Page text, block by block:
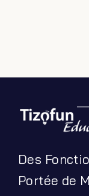
Des
Portée de
Niveaux
Taxonomies
Articles de